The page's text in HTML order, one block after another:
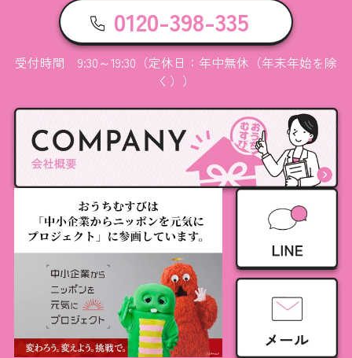
0120-398-335
受付時間 9:30～19:30（定休日：年中無休（年末年始を除
く））